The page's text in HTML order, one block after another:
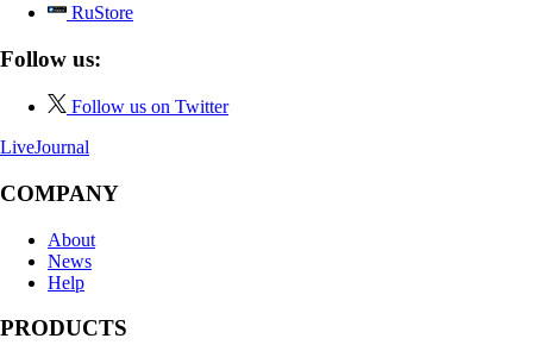
RuStore
Follow us:
Follow us on Twitter
LiveJournal
COMPANY
About
News
Help
PRODUCTS